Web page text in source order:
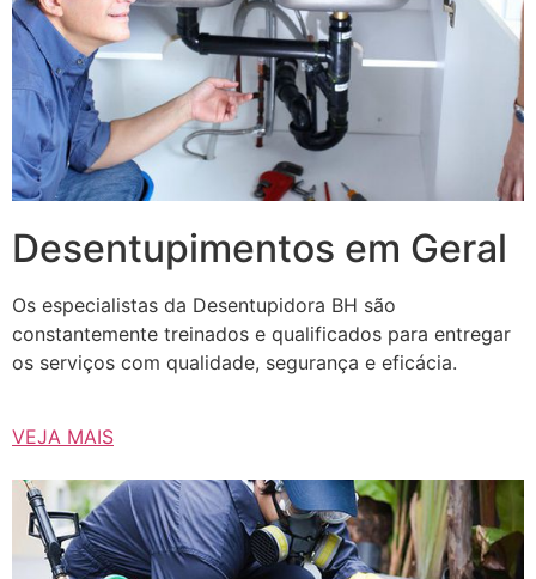
Desentupimentos em Geral
Os especialistas da Desentupidora BH são
constantemente treinados e qualificados para entregar
os serviços com qualidade, segurança e eficácia.
VEJA MAIS